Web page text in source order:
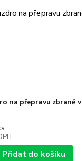
na přepravu zbraně v
Přidat do košíku